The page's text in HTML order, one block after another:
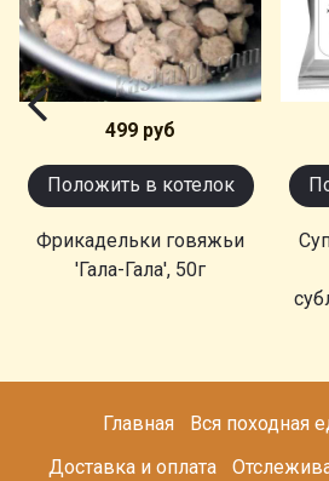
499 руб
Положить в котелок
Фрикадельки говяжьи
'Гала-Гала', 50г
Главная Вся походная
Доставка и оплата